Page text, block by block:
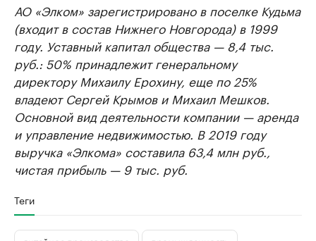
АО «Элком» зарегистрировано в поселке Кудьма
(входит в состав Нижнего Новгорода) в 1999
году. Уставный капитал общества — 8,4 тыс.
руб.: 50% принадлежит генеральному
директору Михаилу Ерохину, еще по 25%
владеют Сергей Крымов и Михаил Мешков.
Основной вид деятельности компании — аренда
и управление недвижимостью. В 2019 году
выручка «Элкома» составила 63,4 млн руб.,
чистая прибыль — 9 тыс. руб.
Теги